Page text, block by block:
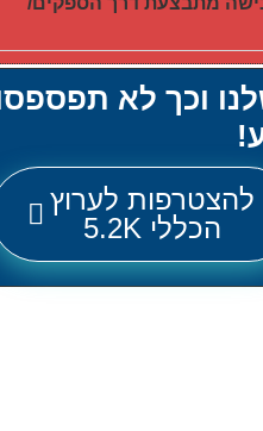
וכך לא
להצטרפות לערוץ
הכללי 5.2K